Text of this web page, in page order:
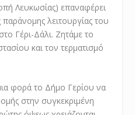
Λευκωσίας) επαναφέρει
λειτουργίας του
Γέρι-Δάλι. Ζητάμε το
και τον τερματισμό
φορά το Δήμο Γερίου να
στην συγκεκριμένη